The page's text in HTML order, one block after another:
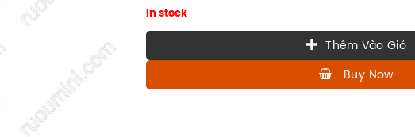
In stock
Thêm Vào Giỏ
Buy Now